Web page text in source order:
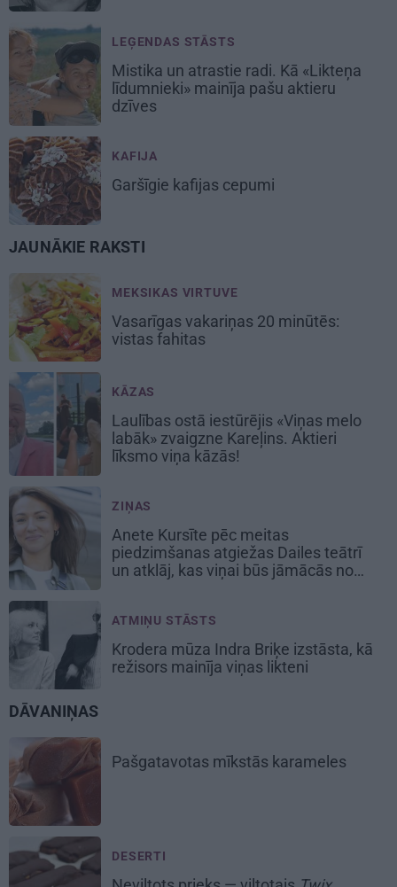
LEĢENDAS STĀSTS
Mistika un atrastie radi. Kā «Likteņa
līdumnieki» mainīja pašu aktieru
dzīves
KAFIJA
Garšīgie kafijas cepumi
JAUNĀKIE RAKSTI
MEKSIKAS VIRTUVE
Vasarīgas vakariņas 20 minūtēs:
vistas fahitas
KĀZAS
Laulības ostā iestūrējis «Viņas melo
labāk» zvaigzne Kareļins. Aktieri
līksmo viņa kāzās!
ZIŅAS
Anete Kursīte pēc meitas
piedzimšanas atgiežas Dailes teātrī
un atklāj, kas viņai būs jāmācās no
ATMIŅU STĀSTS
Krodera mūza Indra Briķe izstāsta, kā
režisors mainīja viņas likteni
DĀVANIŅAS
Pašgatavotas mīkstās karameles
DESERTI